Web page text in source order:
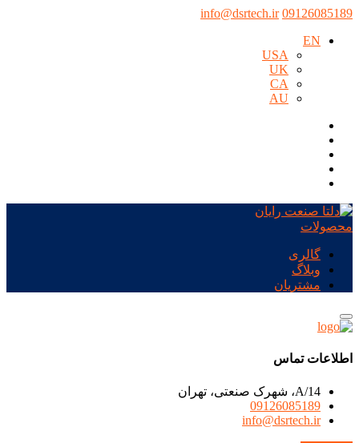
info@dsrtech.ir 09126085189
EN
USA
UK
CA
AU
محصولات
گالری
وبلاگ
مشتریان
اطلاعات تماس
14/A، شهرک صنعتی، تهران
09126085189
info@dsrtech.ir